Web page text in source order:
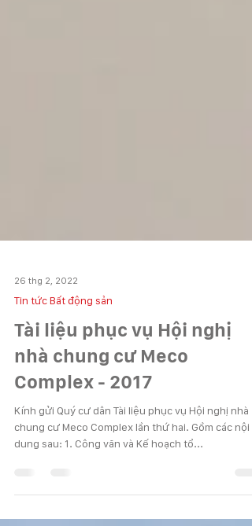
26 thg 2, 2022
Tin tức Bất động sản
Tài liệu phục vụ Hội nghị
nhà chung cư Meco
Complex - 2017
Kính gửi Quý cư dân Tài liệu phục vụ Hội nghị nhà
chung cư Meco Complex lần thứ hai. Gồm các nội